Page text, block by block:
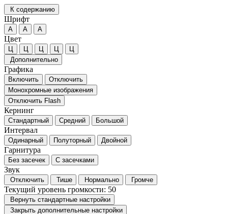
К содержанию
Шрифт
А А А
Цвет
Ц Ц Ц Ц
Ц
Дополнительно
Графика
Включить
Отключить
Монохромные изображения
Отключить Flash
Кернинг
Стандартный Средний Большой
Интервал
Одинарный Полуторный Двойной
Гарнитура
Без засечек С засечками
Звук
Отключить Тише Нормально Громче
Текущий уровень громкости: 50
Вернуть стандартные настройки
Закрыть дополнительные настройки